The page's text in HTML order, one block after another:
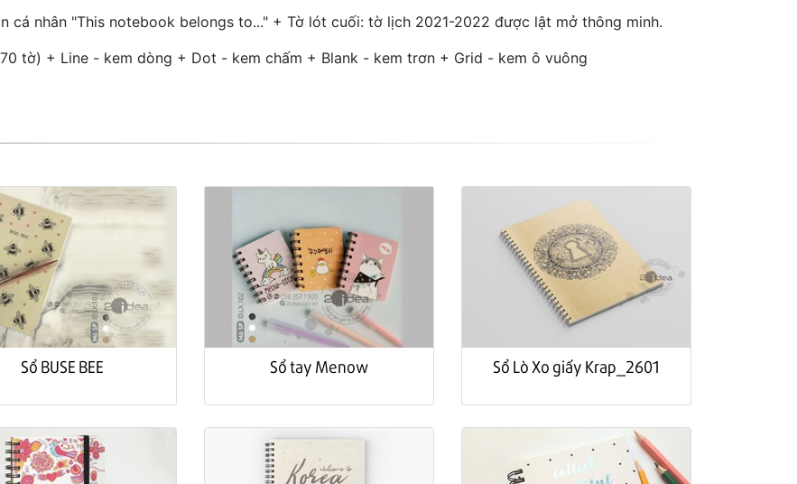
cá nhân "This notebook belongs to..." + Tờ lót cuối: tờ lịch 2021-2022 được lật mở thông minh.
tờ) + Line - kem dòng + Dot - kem chấm + Blank - kem trơn + Grid - kem ô vuông
Sổ BUSE BEE Sổ tay Menow Sổ Lò Xo giấy Krap_2601